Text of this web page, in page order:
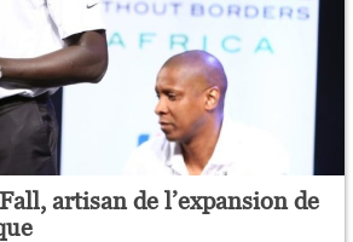
artisan de l’expansion de